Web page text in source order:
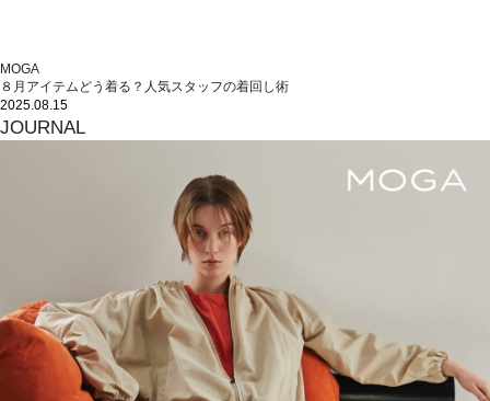
MOGA
８月アイテムどう着る？人気スタッフの着回し術
2025.08.15
JOURNAL